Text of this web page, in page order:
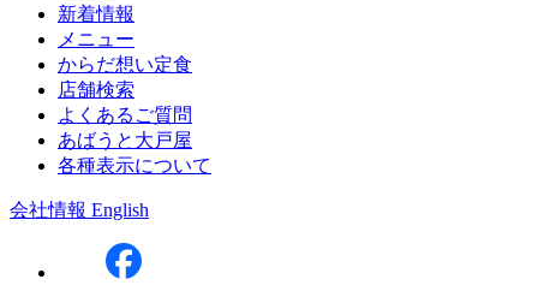
新着情報
メニュー
からだ想い定食
店舗検索
よくあるご質問
あばうと大戸屋
各種表示について
会社情報 English